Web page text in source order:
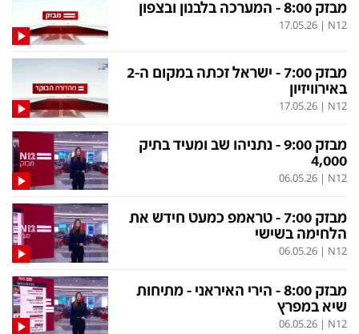
המהדורה המרכזית
שבע
שש עם
מהדורה ראשונה
12 בצוהריים
חדשות סוף השבוע
המהדורה הצעירה
מהדורות מלאות
הגדרות
תנאי שימוש
מבזק 8:00 - המערכה בלבנון ובצפון
N12
|
17.05.26
מבזק 7:00 - ישראל זכתה במקום ה-2
באירוויזיון
N12
|
17.05.26
מבזק 9:00 - נתניהו שב ומעיד בתיק
4,000
N12
|
06.05.26
מבזק 7:00 - טראמפ כמעט חידש את
הלחימה בשישי
N12
|
06.05.26
מבזק 8:00 - הירי האיראני - מתיחות
שיא במפרץ
N12
|
06.05.26